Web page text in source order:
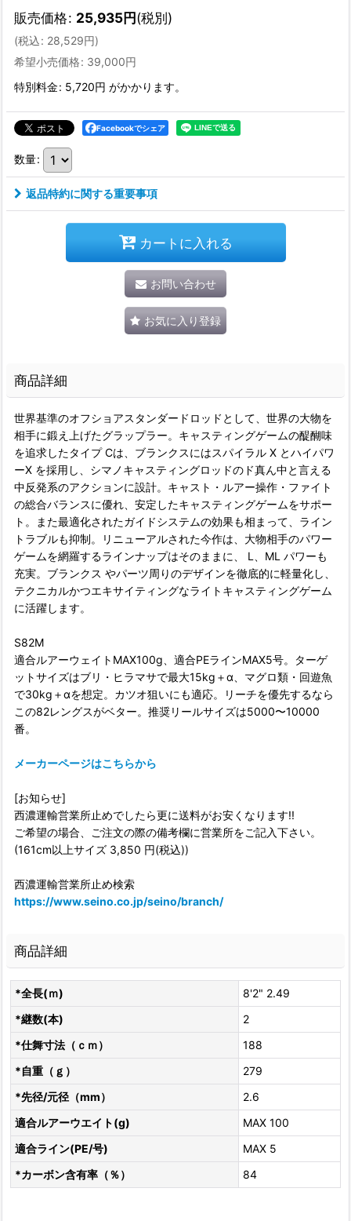
販売価格: 25,935円(税別)
(税込: 28,529円)
希望小売価格: 39,000円
特別料金: 5,720円 がかかります。
Facebookでシェア
数量:
返品特約に関する重要事項
カートに入れる
お問い合わせ
お気に入り登録
商品詳細
世界基準のオフショアスタンダードロッドとして、世界の大物を
相手に鍛え上げたグラップラー。キャスティングゲームの醍醐味
を追求したタイプ Cは、ブランクスにはスパイラル X とハイパワ
ーX を採用し、シマノキャスティングロッドのド真ん中と言える
中反発系のアクションに設計。キャスト・ルアー操作・ファイト
の総合バランスに優れ、安定したキャスティングゲームをサポー
ト。また最適化されたガイドシステムの効果も相まって、ライン
トラブルも抑制。リニューアルされた今作は、大物相手のパワー
ゲームを網羅するラインナップはそのままに、 L、ML パワーも
充実。ブランクス やパーツ周りのデザインを徹底的に軽量化し、
テクニカルかつエキサイティングなライトキャスティングゲーム
に活躍します。
S82M
適合ルアーウェイトMAX100g、適合PEラインMAX5号。ターゲ
ットサイズはブリ・ヒラマサで最大15kg＋α、マグロ類・回遊魚
で30kg＋αを想定。カツオ狙いにも適応。リーチを優先するなら
この82レングスがベター。推奨リールサイズは5000〜10000
番。
メーカーページはこちらから
[お知らせ]
西濃運輸営業所止めでしたら更に送料がお安くなります!!
ご希望の場合、ご注文の際の備考欄に営業所をご記入下さい。
(161cm以上サイズ 3,850 円(税込))
西濃運輸営業所止め検索
https://www.seino.co.jp/seino/branch/
商品詳細
*全長(ｍ)
8'2" 2.49
*継数(本)
2
*仕舞寸法（ｃｍ）
188
*自重（ｇ）
279
*先径/元径（mm）
2.6
適合ルアーウエイト(g)
MAX 100
適合ライン(PE/号)
MAX 5
*カーボン含有率（％）
84